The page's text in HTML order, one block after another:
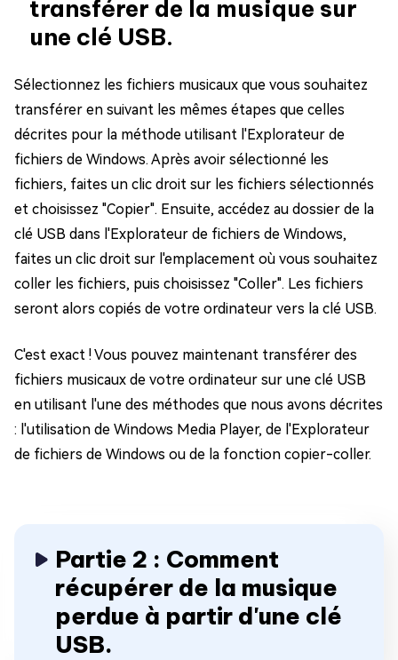
transférer de la musique sur
une clé USB.
Sélectionnez les fichiers musicaux que vous souhaitez
transférer en suivant les mêmes étapes que celles
décrites pour la méthode utilisant l'Explorateur de
fichiers de Windows. Après avoir sélectionné les
fichiers, faites un clic droit sur les fichiers sélectionnés
et choisissez "Copier". Ensuite, accédez au dossier de la
clé USB dans l'Explorateur de fichiers de Windows,
faites un clic droit sur l'emplacement où vous souhaitez
coller les fichiers, puis choisissez "Coller". Les fichiers
seront alors copiés de votre ordinateur vers la clé USB.
C'est exact ! Vous pouvez maintenant transférer des
fichiers musicaux de votre ordinateur sur une clé USB
en utilisant l'une des méthodes que nous avons décrites
: l'utilisation de Windows Media Player, de l'Explorateur
de fichiers de Windows ou de la fonction copier-coller.
Partie 2 : Comment
récupérer de la musique
perdue à partir d'une clé
USB.